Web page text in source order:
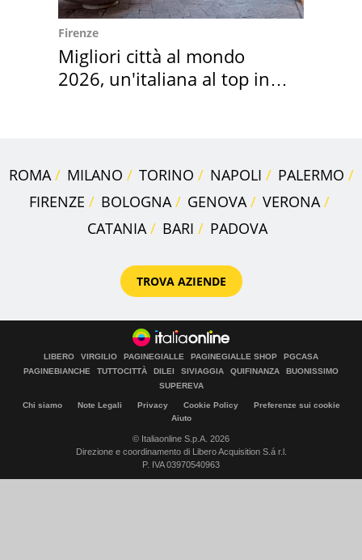
Firenze
Migliori città al mondo
2026, un'italiana al top in
ROMA MILANO TORINO NAPOLI
PALERMO
FIRENZE
BOLOGNA GENOVA
VERONA
CATANIA
BARI PADOVA
TROVA AZIENDE
LIBERO VIRGILIO PAGINEGIALLE PAGINEGIALLE SHOP
PGCASA
PAGINEBIANCHE
TUTTOCITTÀ DILEI SIVIAGGIA QUIFINANZA
BUONISSIMO
SUPEREVA
Chi siamo Note Legali Privacy Cookie Policy
Preferenze sui cookie
Aiuto
© Italiaonline S.p.A. 2026
Direzione e coordinamento di Libero Acquisition S.á r.l.
P. IVA 03970540963